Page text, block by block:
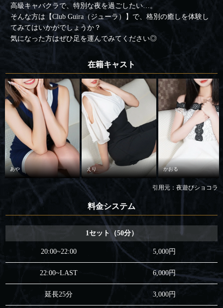
高級キャバクラで、特別な夜を過ごしたい…。
そんな方は【Club Guira（ジューラ）】で、格別の癒しを体験し
てみてはいかがでしょうか？
気になった方はぜひ足を運んでみてください◎
在籍キャスト
あや えり かおる
引用元：夜遊びショコラ
料金システム
1セット（50分）
20:00~22:00 5,000円
22:00~LAST 6,000円
延長25分 3,000円